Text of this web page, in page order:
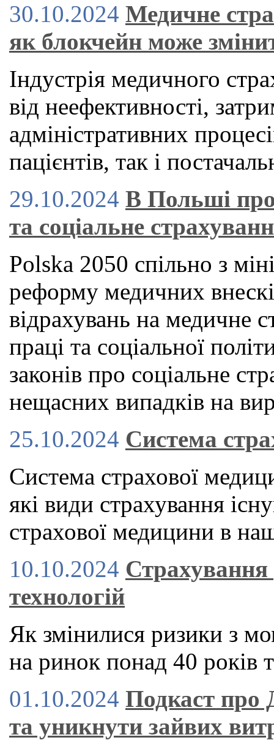
30.10.2024 Медичне
як блокчейн може
Індустрія медичного
від неефективності,
адміністративних
пацієнтів, так і
29.10.2024 В Польші
та соціальне
Polska 2050 спільно з
реформу медичних
відрахувань на медичне
праці та соціальної
законів про соціальне
нещасних випадків на
25.10.2024 Система
Система страхової
які види страхування
страхової медицини в
10.10.2024
технологій
Як змінилися ризики з
на ринок понад 40 років
01.10.2024 Подкаст про
та уникнути зайвих